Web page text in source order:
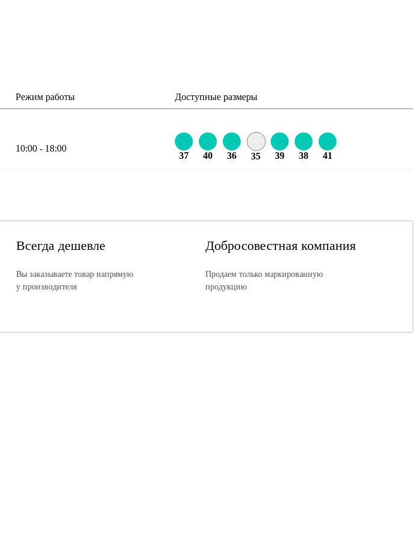
Режим работы Доступные размеры
10:00 - 18:00
37 40 36 35 39 38 41
Всегда дешевле
Вы заказываете товар напрямую
у производителя
Добросовестная компания
Продаем только маркированную
продукцию